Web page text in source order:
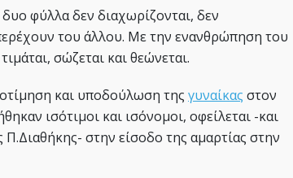
φύλλα δεν διαχωρίζονται, δεν
του άλλου. Με την ενανθρώπηση του
σώζεται και θεώνεται.
και υποδούλωση της γυναίκας στον
ισότιμοι και ισόνομοι, οφείλεται -και
Π.Διαθήκης- στην είσοδο της αμαρτίας στην